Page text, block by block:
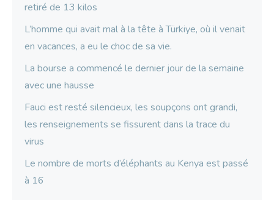
retiré de 13 kilos
L’homme qui avait mal à la tête à Türkiye, où il venait
en vacances, a eu le choc de sa vie.
La bourse a commencé le dernier jour de la semaine
avec une hausse
Fauci est resté silencieux, les soupçons ont grandi,
les renseignements se fissurent dans la trace du
virus
Le nombre de morts d’éléphants au Kenya est passé
à 16